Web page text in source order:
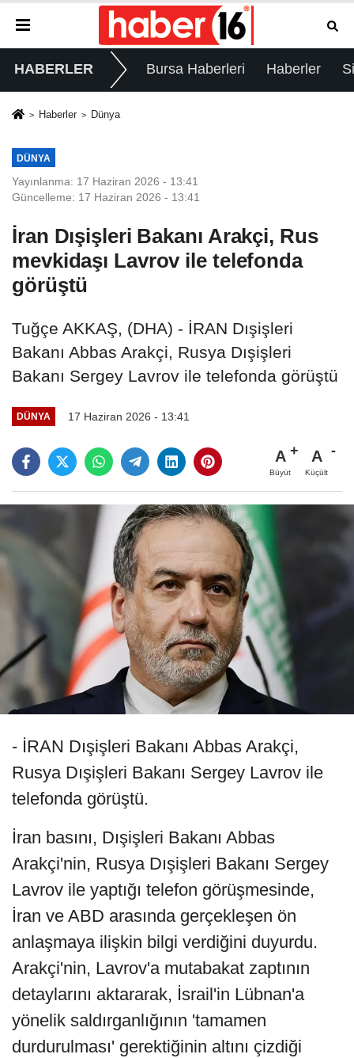
HABERLER Bursa Haberleri Haberler
Haberler Dünya
DÜNYA
Yayınlanma: 17 Haziran 2026 - 13:41
Güncelleme: 17 Haziran 2026 - 13:41
İran Dışişleri Bakanı Arakçi, Rus
mevkidaşı Lavrov ile telefonda
görüştü
Tuğçe AKKAŞ, (DHA) - İRAN Dışişleri
Bakanı Abbas Arakçi, Rusya Dışişleri
Bakanı Sergey Lavrov ile telefonda görüştü
DÜNYA 17 Haziran 2026 - 13:41
A
Büyüt
A
Küçült
- İRAN Dışişleri Bakanı Abbas Arakçi,
Rusya Dışişleri Bakanı Sergey Lavrov ile
telefonda görüştü.
İran basını, Dışişleri Bakanı Abbas
Arakçi'nin, Rusya Dışişleri Bakanı Sergey
Lavrov ile yaptığı telefon görüşmesinde,
İran ve ABD arasında gerçekleşen ön
anlaşmaya ilişkin bilgi verdiğini duyurdu.
Arakçi'nin, Lavrov'a mutabakat zaptının
detaylarını aktararak, İsrail'in Lübnan'a
yönelik saldırganlığının 'tamamen
durdurulması' gerektiğinin altını çizdiği